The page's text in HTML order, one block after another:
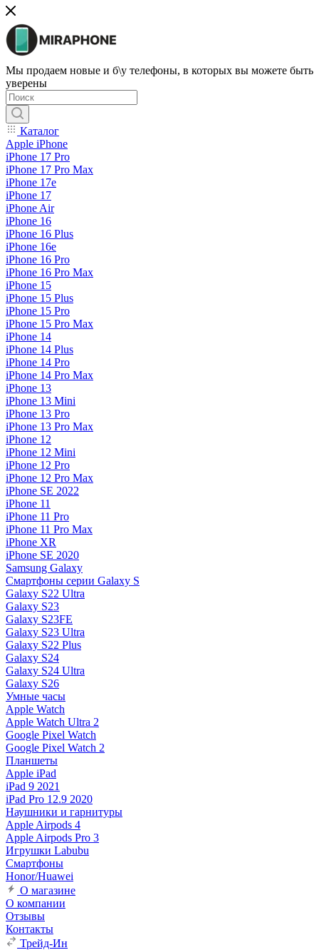
Мы продаем новые и б\у телефоны, в которых вы можете быть
уверены
Каталог
Apple iPhone
iPhone 17 Pro
iPhone 17 Pro Max
iPhone 17e
iPhone 17
iPhone Air
iPhone 16
iPhone 16 Plus
iPhone 16e
iPhone 16 Pro
iPhone 16 Pro Max
iPhone 15
iPhone 15 Plus
iPhone 15 Pro
iPhone 15 Pro Max
iPhone 14
iPhone 14 Plus
iPhone 14 Pro
iPhone 14 Pro Max
iPhone 13
iPhone 13 Mini
iPhone 13 Pro
iPhone 13 Pro Max
iPhone 12
iPhone 12 Mini
iPhone 12 Pro
iPhone 12 Pro Max
iPhone SE 2022
iPhone 11
iPhone 11 Pro
iPhone 11 Pro Max
iPhone XR
iPhone SE 2020
Samsung Galaxy
Смартфоны серии Galaxy S
Galaxy S22 Ultra
Galaxy S23
Galaxy S23FE
Galaxy S23 Ultra
Galaxy S22 Plus
Galaxy S24
Galaxy S24 Ultra
Galaxy S26
Умные часы
Apple Watch
Apple Watch Ultra 2
Google Pixel Watch
Google Pixel Watch 2
Планшеты
Apple iPad
iPad 9 2021
iPad Pro 12.9 2020
Наушники и гарнитуры
Apple Airpods 4
Apple Airpods Pro 3
Игрушки Labubu
Смартфоны
Honor/Huawei
О магазине
О компании
Отзывы
Контакты
Трейд-Ин